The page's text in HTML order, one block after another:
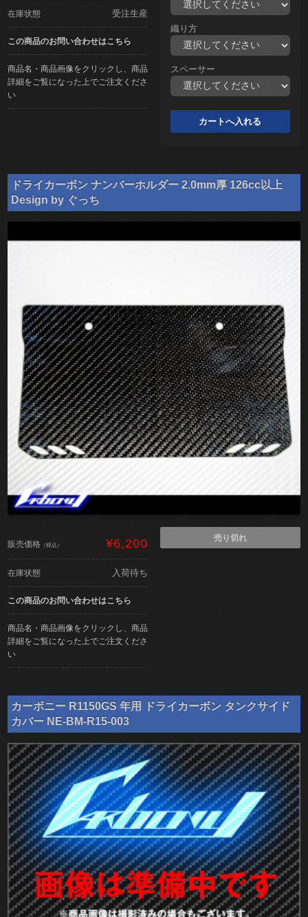
在庫状態 受注生産
この商品のお問い合わせはこちら
商品名・商品画像をクリックし、商品
詳細をご覧になった上でご注文くださ
い
織り方
スペーサー
ドライカーボン ナンバーホルダー 2.0mm厚 126cc以上
Design by ぐっち
販売価格 （税込） ¥6,200
在庫状態 入荷待ち
この商品のお問い合わせはこちら
商品名・商品画像をクリックし、商品
詳細をご覧になった上でご注文くださ
い
売り切れ
カーボニー R1150GS 年用 ドライカーボン タンクサイド
カバー NE-BM-R15-003